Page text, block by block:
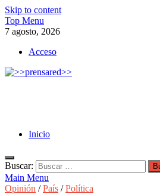
Skip to content
Top Menu
7 agosto, 2026
Acceso
Inicio
Buscar:
Main Menu
Opinión /País /Política